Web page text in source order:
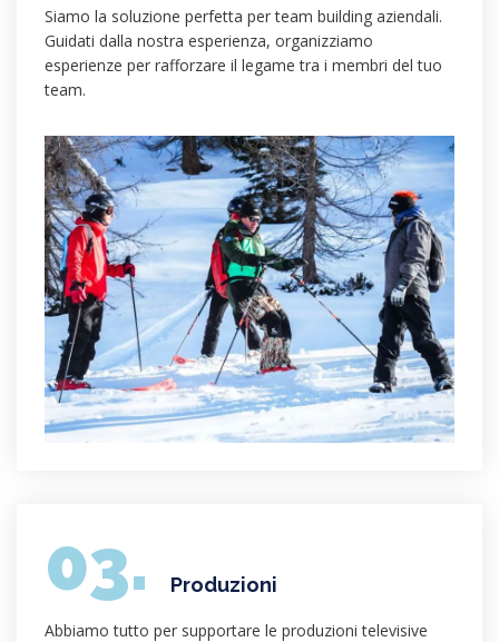
Siamo la soluzione perfetta per team building aziendali.
Guidati dalla nostra esperienza, organizziamo
esperienze per rafforzare il legame tra i membri del tuo
team.
03. Produzioni
Abbiamo tutto per supportare le produzioni televisive